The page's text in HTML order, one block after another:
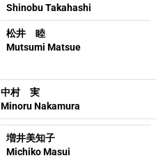
Shinobu Takahashi
松井 睦
Mutsumi Matsue
中村 実
Minoru Nakamura
増井美知子
Michiko Masui